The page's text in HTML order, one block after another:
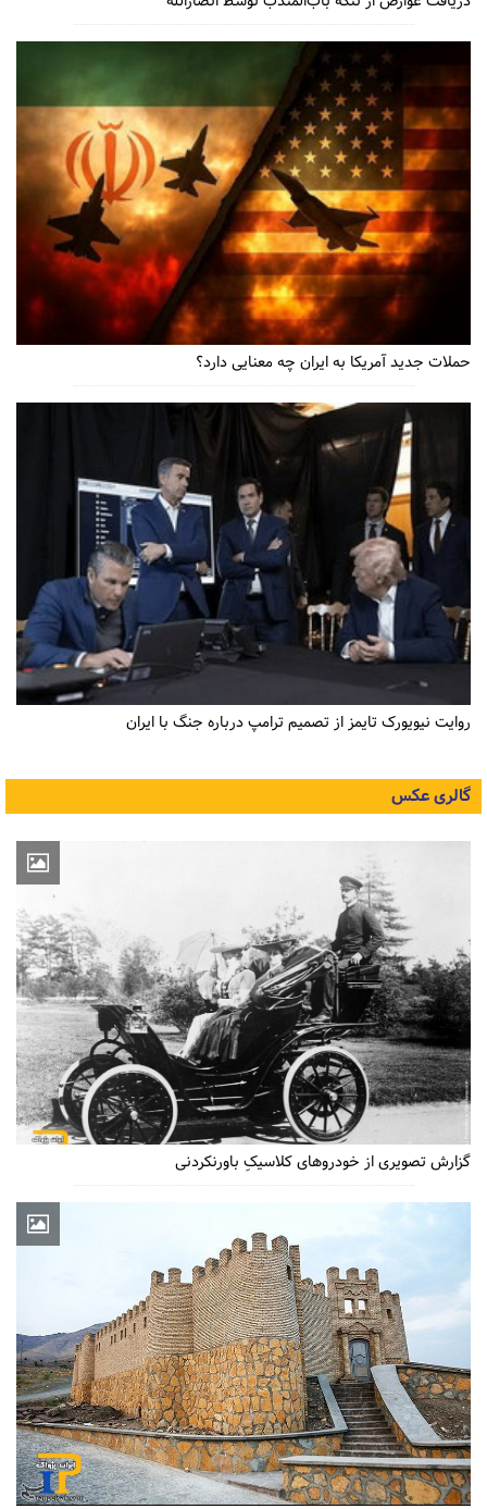
حملات جدید آمریکا به ایران چه معنایی دارد؟
روایت نیویورک تایمز از تصمیم ترامپ درباره جنگ با ایران
گالری عکس
گزارش تصویری از خودروهای کلاسیکِ باورنکردنی